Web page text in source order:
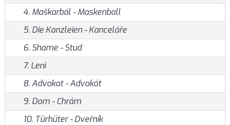
4. Maškarbál - Maskenball
5. Die Kanzleien - Kanceláře
6. Shame - Stud
7. Leni
8. Advokat - Advokát
9. Dom - Chrám
10. Türhüter - Dveřník